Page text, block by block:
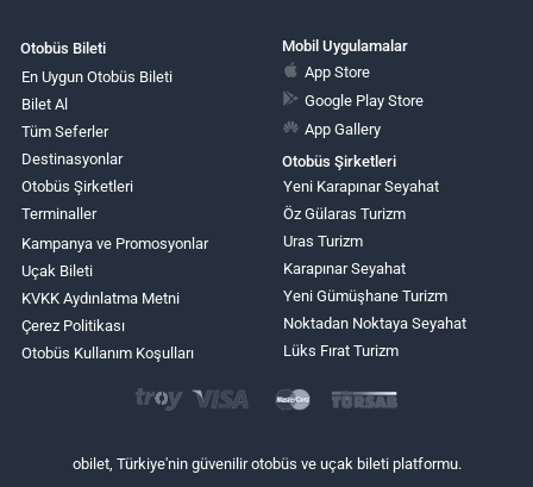
Otobüs Bileti
En Uygun Otobüs Bileti
Bilet Al
Tüm Seferler
Destinasyonlar
Otobüs Şirketleri
Terminaller
Kampanya ve Promosyonlar
Uçak Bileti
KVKK Aydınlatma Metni
Çerez Politikası
Otobüs Kullanım Koşulları
Mobil Uygulamalar
App Store
Google Play Store
App Gallery
Otobüs Şirketleri
Yeni Karapınar Seyahat
Öz Gülaras Turizm
Uras Turizm
Karapınar Seyahat
Yeni Gümüşhane Turizm
Noktadan Noktaya Seyahat
Lüks Fırat Turizm
obilet, Türkiye'nin güvenilir otobüs ve uçak bileti platformu.